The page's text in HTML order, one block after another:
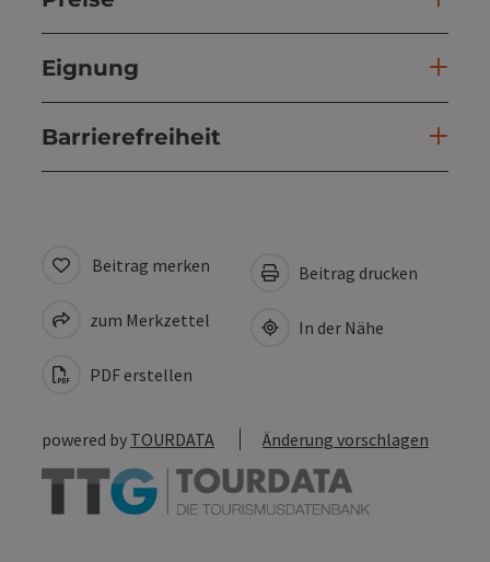
Eignung
Barrierefreiheit
Beitrag merken
zum Merkzettel
PDF erstellen
Beitrag drucken
In der Nähe
powered by TOURDATA Änderung vorschlagen